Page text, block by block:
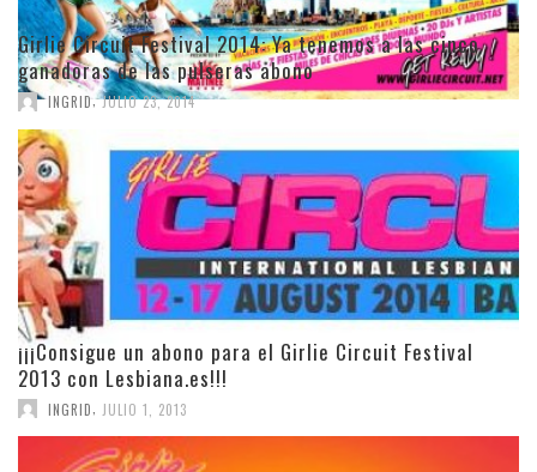
Girlie Circuit Festival 2014: Ya tenemos a las cinco
ganadoras de las pulseras abono
INGRID, JULIO 23, 2014
¡¡¡Consigue un abono para el Girlie Circuit Festival
2013 con Lesbiana.es!!!
INGRID JULIO 1, 2013